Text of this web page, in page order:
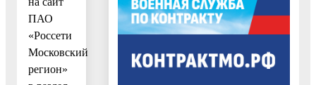
ПАО
«Россети
Московский
регион»